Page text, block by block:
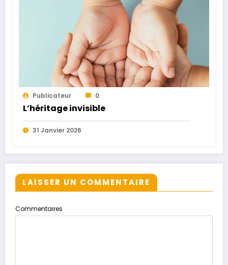
Publicateur 0
L’héritage invisible
31 Janvier 2026
LAISSER UN COMMENTAIRE
Commentaires